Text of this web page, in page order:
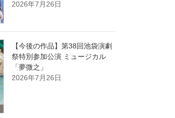
2026年7月26日
【今後の作品】第38回池袋演劇
祭特別参加公演 ミュージカル
「夢微之」
2026年7月26日